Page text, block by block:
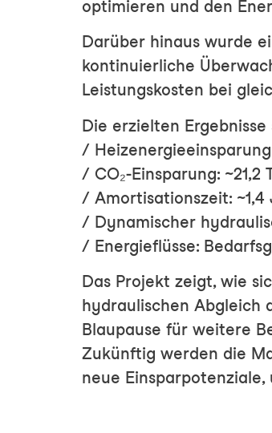
optimieren und den
Darüber hinaus wurde
kontinuierliche
Leistungskosten bei
Die erzielten
/
/ CO₂-Einsparung: ~21,2
/ Amortisationszeit: ~1,4
/ Dynamischer
/ Energieflüsse:
Das Projekt zeigt, wie
hydraulischen Abgleich
Blaupause für weitere
Zukünftig werden die
neue